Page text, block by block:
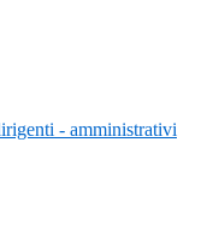
- amministrativi